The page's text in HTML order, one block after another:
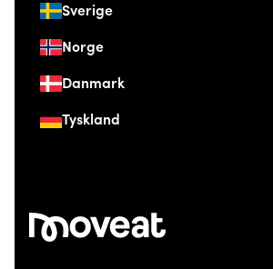
Sverige
Norge
Danmark
Tyskland